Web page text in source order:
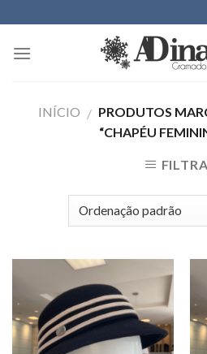
to
content
INÍCIO / PRODUTOS
“CHAPÉU